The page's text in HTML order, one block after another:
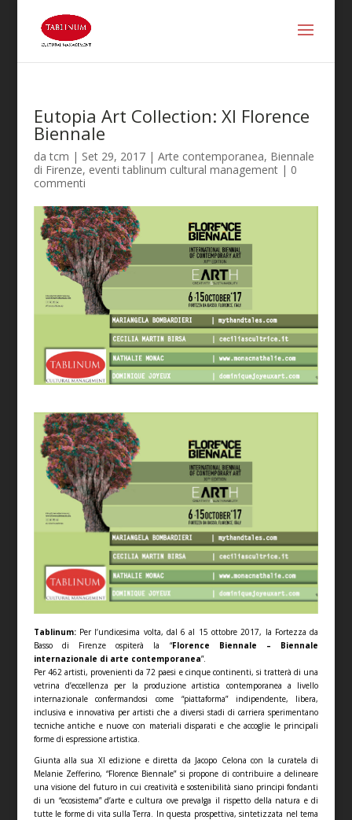
Eutopia Art Collection: XI Florence
Biennale
datcm | Set 29, 2017| Arte contemporanea, Biennale
di Firenze, eventi tablinum cultural management| 0
commenti
Tablinum:Per l’undicesima volta, dal 6 al 15 ottobre 2017, la Fortezza da
Basso di Firenze ospiterà la “Florence Biennale – Biennale
internazionale di arte contemporanea”.
Per 462 artisti, provenienti da 72 paesi e cinque continenti, si tratterà di una
vetrina d’eccellenza per la produzione artistica contemporanea a livello
internazionale confermandosi come “piattaforma” indipendente, libera,
inclusiva e innovativa per artisti che a diversi stadi di carriera sperimentano
tecniche antiche e nuove con materiali disparati e che accoglie le principali
forme di espressione artistica.
Giunta alla sua XI edizione e diretta da Jacopo Celona con la curatela di
Melanie Zefferino, “Florence Biennale” si propone di contribuire a delineare
una visione del futuro in cui creatività e sostenibilità siano principi fondanti
di un “ecosistema” d’arte e cultura ove prevalga il rispetto della natura e di
tutte le forme di vita sulla Terra. In questa prospettiva, sintetizzata nel tema